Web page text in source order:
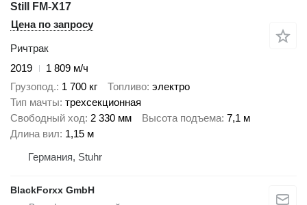
Still FM-X17
Цена по запросу
Ричтрак
2019
1 809 м/ч
Грузопод. 1 700 кг Топливо электро
Тип мачты трехсекционная
Свободный ход 2 330 мм Высота подъема 7,1 м
Длина вил 1,15 м
Германия, Stuhr
BlackForxx GmbH